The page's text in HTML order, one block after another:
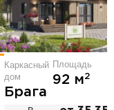
Каркасный
дом
Брага
Площадь
92 м2